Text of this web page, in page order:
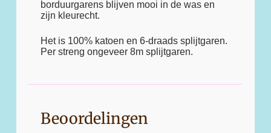
borduurgarens blijven mooi in de was en
zijn kleurecht.
Het is 100% katoen en 6-draads splijtgaren.
Per streng ongeveer 8m splijtgaren.
Beoordelingen